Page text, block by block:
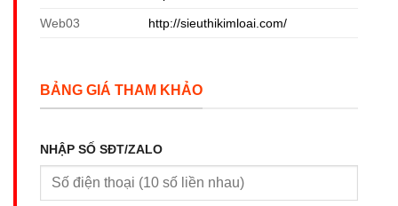
Web03 http://sieuthikimloai.com/
BẢNG GIÁ THAM KHẢO
NHẬP SỐ SĐT/ZALO